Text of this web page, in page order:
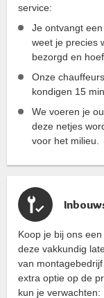
service:
Je ontvangt
weet je precies
bezorgd en
Onze
kondigen 15
We voeren je
deze netjes
voor het milieu.
Koop je bij ons
deze vakkundig
van
extra optie op de
kun je verwachten: